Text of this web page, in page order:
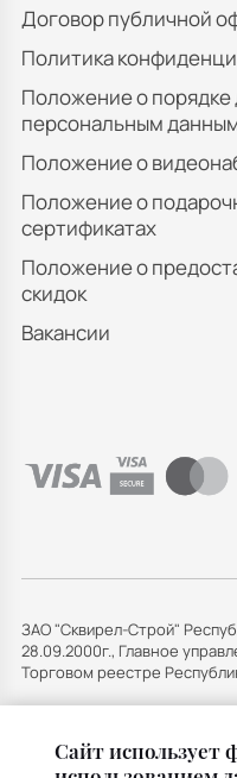
Cайт использует
Договор публичной
Политика
Положение о порядке
персональным
Положение о
Положение о
сертификатах
Положение о
скидок
Вакансии
ЗАО "Сквирел-Строй"
28.09.2000г., Главное
Торговом реестре